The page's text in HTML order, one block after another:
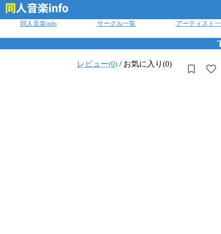
同人音楽info サークル一覧 アーティスト
レビュー(0) / お気に入り(0)